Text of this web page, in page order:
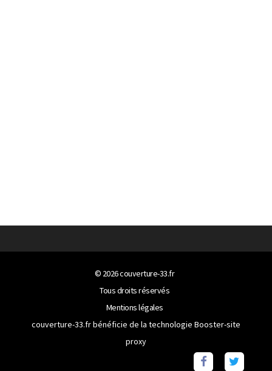
© 2026couverture-33.fr
Tous droits réservés
Mentions légales
couverture-33.fr bénéficie de la technologie Booster-site
proxy